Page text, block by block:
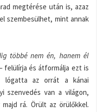
megtérése után is, azaz
szembesülhet, mint annak
többé nem én, hanem él
felülírja és átformálja ezt is
lógatta az orrát a kánai
szenvedés van a világon,
rá. Örült az örülőkkel.